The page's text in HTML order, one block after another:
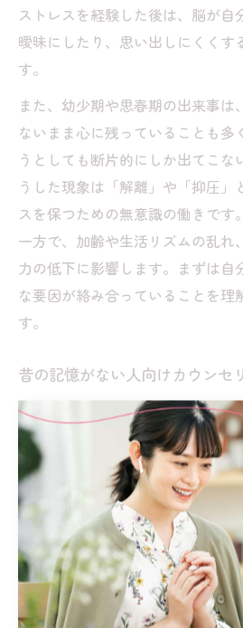
ストレスを経験した後は、脳が自
曖昧にしたり、思い出しにくくす
す。
また、幼少期や思春期の出来事は
ないまま心に残っていることも多
うとしても断片的にしか出てこな
うした現象は「解離」や「抑圧」
スを保つための無意識の働きです。
一方で、加齢や生活リズムの乱れ
力の低下に影響します。まずは自
な要因が絡み合っていることを理
す。
昔の記憶がない人向けカウンセ
昔の記憶が思い出せない方へのカ
「無理に思い出させようとしない
ウンセラーは、記憶の有無にこだ
気持ちや身体感覚に寄り添うアプ
例えば、「今ここ」で感じる安心
感覚を言葉にすることから始める
また、絵や写真、音楽などを使っ
に触れる方法もあります。記憶が